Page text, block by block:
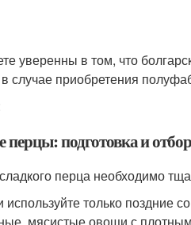
уверенны в том, что
случае приобретения
подготовка и отбор
перца необходимо
только поздние